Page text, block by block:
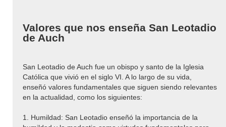
Valores que nos enseña San Leotadio
de Auch
San Leotadio de Auch fue un obispo y santo de la Iglesia
Católica que vivió en el siglo VI. A lo largo de su vida,
enseñó valores fundamentales que siguen siendo relevantes
en la actualidad, como los siguientes:
1. Humildad: San Leotadio enseñó la importancia de la